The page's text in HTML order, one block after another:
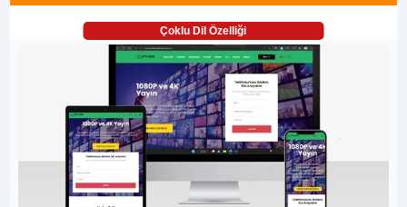
Çoklu Dil Özelliği